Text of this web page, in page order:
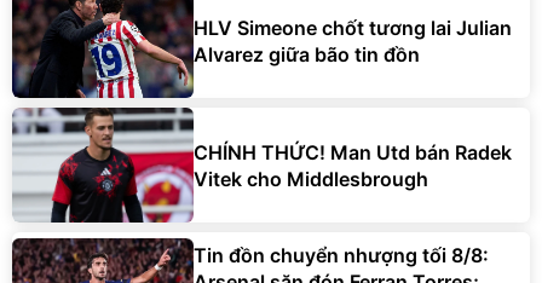
HLV Simeone chốt tương lai Julian
Alvarez giữa bão tin đồn
CHÍNH THỨC! Man Utd bán Radek
Vitek cho Middlesbrough
Tin đồn chuyển nhượng tối 8/8: